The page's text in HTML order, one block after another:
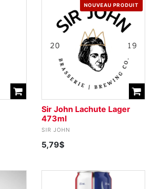
NOUVEAU PRODUIT
Sir John Lachute Lager
473ml
SIR JOHN
5,79$